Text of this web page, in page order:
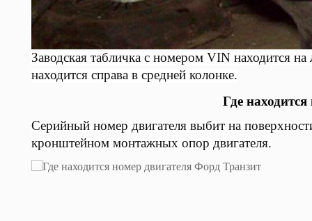
Заводская табличка с номером VIN находится
находится справа в средней колонке.
Где
Серийный номер двигателя выбит на
кронштейном монтажных опор двигателя.